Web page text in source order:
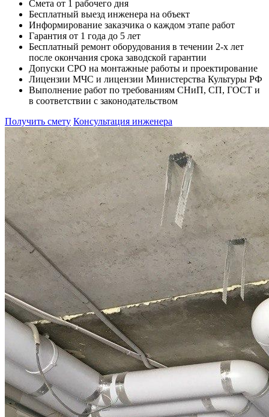
Смета от 1 рабочего дня
Бесплатный выезд инженера на объект
Информирование заказчика о каждом этапе работ
Гарантия от 1 года до 5 лет
Бесплатный ремонт оборудования в течении 2-х лет
после окончания срока заводской гарантии
Допуски СРО на монтажные работы и проектирование
Лицензии МЧС и лицензии Министерства Культуры РФ
Выполнение работ по требованиям СНиП, СП, ГОСТ и
в соответствии с законодательством
Получить смету Консультация инженера